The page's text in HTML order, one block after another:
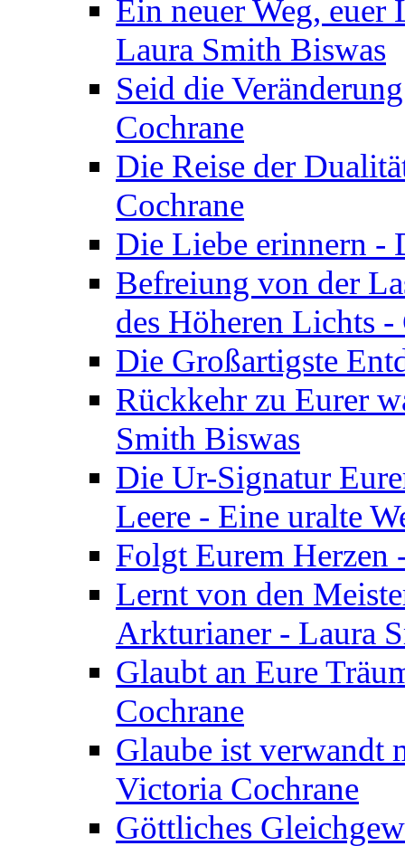
Ein neuer Weg, euer
Laura Smith Biswas
Seid die
Cochrane
Die Reise der
Cochrane
Die Liebe erinnern -
Befreiung von der
des Höheren Lichts
Die Großartigste
Rückkehr zu Eurer
Smith Biswas
Die Ur-Signatur
Leere - Eine uralte
Folgt Eurem
Lernt von den
Arkturianer - Laura
Glaubt an Eure
Cochrane
Glaube ist verwandt
Victoria Cochrane
Göttliches